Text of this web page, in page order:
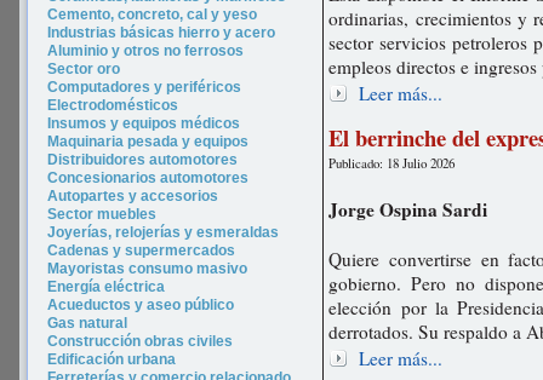
Cemento, concreto, cal y yeso
Industrias básicas hierro y acero
Aluminio y otros no ferrosos
Sector oro
Computadores y periféricos
Electrodomésticos
Insumos y equipos médicos
Maquinaria pesada y equipos
Distribuidores automotores
Concesionarios automotores
Autopartes y accesorios
Sector muebles
Joyerías, relojerías y esmeraldas
Cadenas y supermercados
Mayoristas consumo masivo
Energía eléctrica
Acueductos y aseo público
Gas natural
Construcción obras civiles
Edificación urbana
ordinarias, crecimientos y
sector servicios petroleros
empleos directos e
Leer más...
El berrinche del
Publicado: 18 Julio 2026
Jorge Ospina Sardi
Quiere convertirse en
gobierno. Pero no
elección por la
derrotados. Su respaldo a
Leer más...